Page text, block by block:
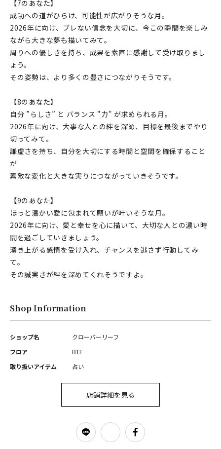
【7のあなた】
成功への道がひらけ、可能性が広がりそうな月。
2026年に向け、ブレない信念を大切に、今この瞬間を楽しみ
ながら大きな夢も描いてみて。
周りへの優しさを持ち、成果を素直に感謝して受け取りまし
ょう。
その姿勢は、より多くの豊さにつながりそうです。
【8のあなた】
自分 ”らしさ” と バランス "力" が求められる月。
2026年に向け、大事な人との絆を深め、目標を最後までやり
切ってみて。
謙虚さを持ち、自分を大切にする時間と空間を確保すること
が
素敵な変化と大きな実りにつながっていきそうです。
【9のあなた】
ほっと温かい愛に包まれて願いが叶いそうな月。
2026年に向け、愛と幸せを心に描いて、大切な人との濃い時
間を過ごしていきましょう。
湧き上がる感情を受け入れ、チャンスを逃さず行動してみ
て。
その誠実さが絆を深めてくれそうですよ。
Shop Information
ショップ名
クローバーリーフ
フロア
B1F
取り扱いアイテム
占い
店舗詳細を見る